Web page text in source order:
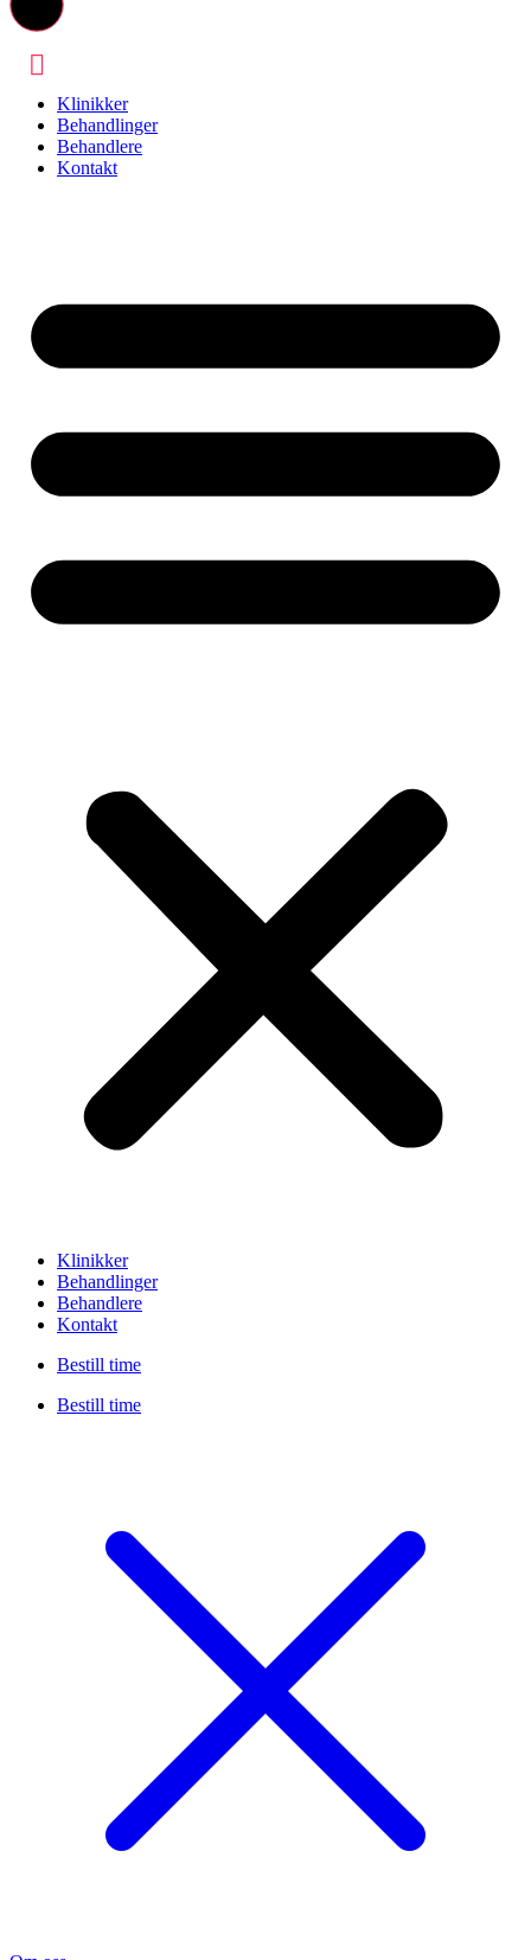
Klinikker
Behandlinger
Behandlere
Kontakt
Klinikker
Behandlinger
Behandlere
Kontakt
Bestill time
Bestill time